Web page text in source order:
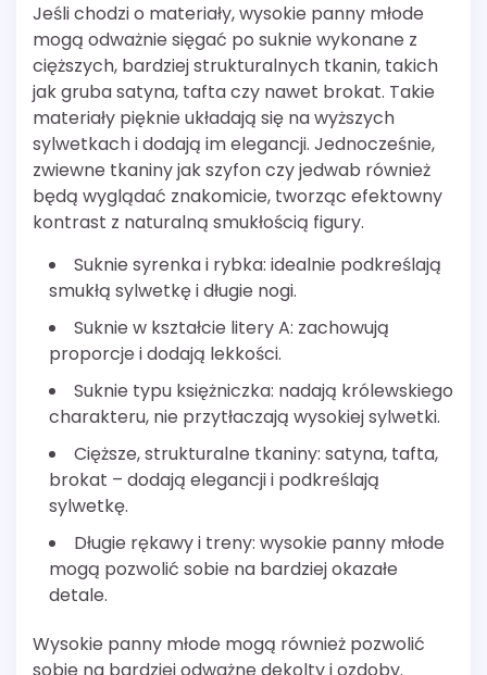
Jeśli chodzi o materiały, wysokie panny młode
mogą odważnie sięgać po suknie wykonane z
cięższych, bardziej strukturalnych tkanin, takich
jak gruba satyna, tafta czy nawet brokat. Takie
materiały pięknie układają się na wyższych
sylwetkach i dodają im elegancji. Jednocześnie,
zwiewne tkaniny jak szyfon czy jedwab również
będą wyglądać znakomicie, tworząc efektowny
kontrast z naturalną smukłością figury.
Suknie syrenka i rybka: idealnie podkreślają
smukłą sylwetkę i długie nogi.
Suknie w kształcie litery A: zachowują
proporcje i dodają lekkości.
Suknie typu księżniczka: nadają królewskiego
charakteru, nie przytłaczają wysokiej sylwetki.
Cięższe, strukturalne tkaniny: satyna, tafta,
brokat – dodają elegancji i podkreślają
sylwetkę.
Długie rękawy i treny: wysokie panny młode
mogą pozwolić sobie na bardziej okazałe
detale.
Wysokie panny młode mogą również pozwolić